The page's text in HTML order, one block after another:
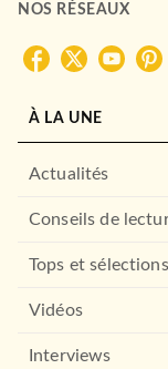
NOS RÉSEAUX
À LA UNE
Actualités
Conseils de
Tops et sélections
Vidéos
Interviews